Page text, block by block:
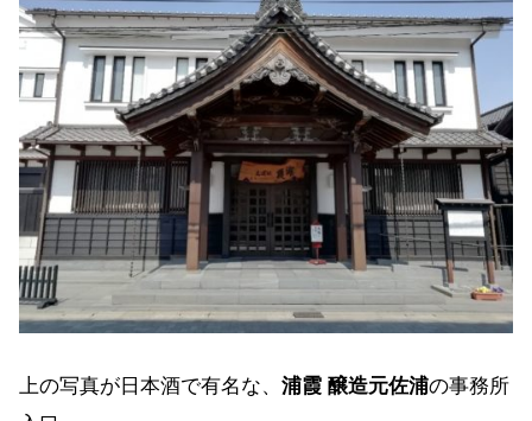
上の写真が日本酒で有名な、 浦霞 醸造元佐浦の事務所